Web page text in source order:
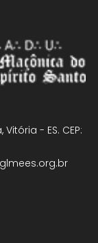
- ES. CEP: